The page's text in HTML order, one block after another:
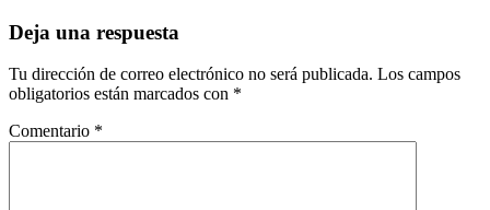
Deja una respuesta
Tu dirección de correo electrónico no será publicada. Los campos
obligatorios están marcados con *
Comentario *